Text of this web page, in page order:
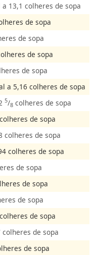
13,1 colheres de sopa
de sopa
de sopa
de sopa
de sopa
a 5,16 colheres de sopa
5/8colheres de sopa
de sopa
colheres de sopa
colheres de sopa
de sopa
de sopa
de sopa
de sopa
de sopa
de sopa